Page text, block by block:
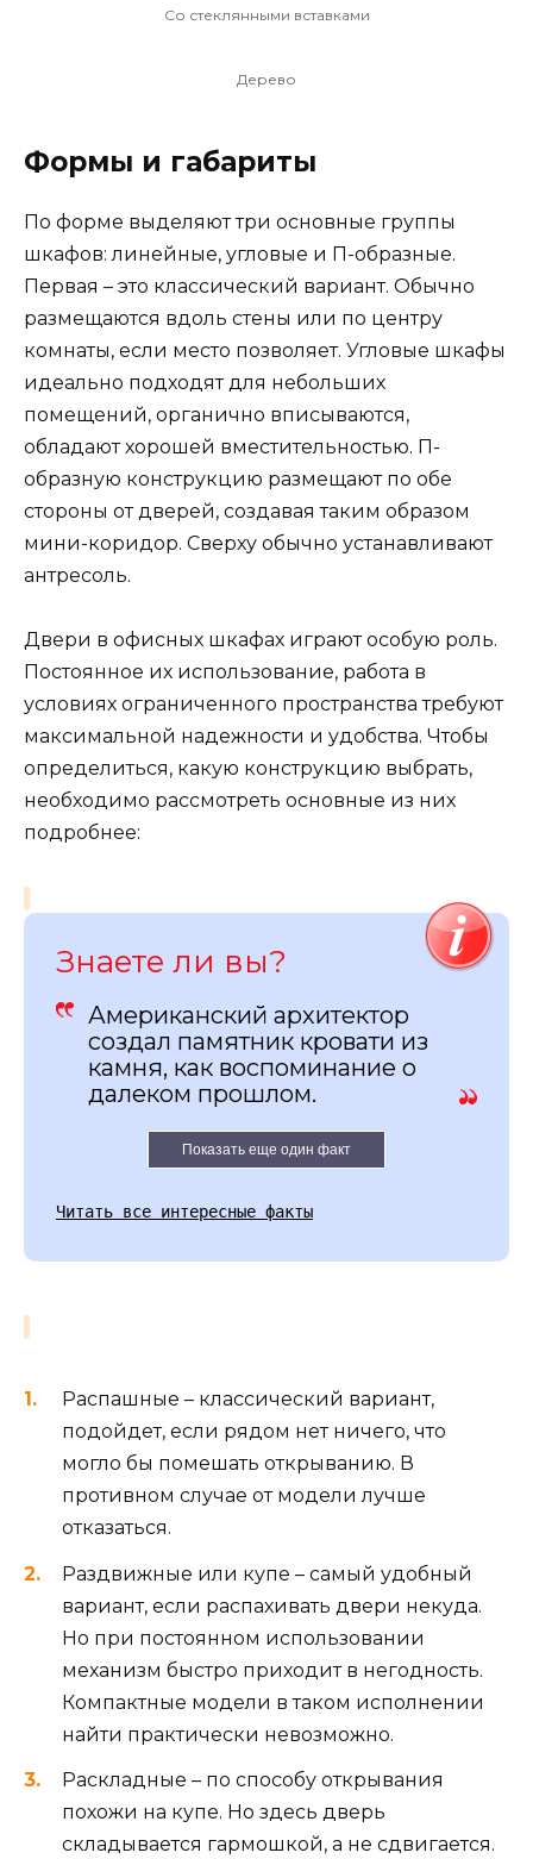
Со стеклянными вставками
Дерево
Формы и габариты
По форме выделяют три основные группы
шкафов: линейные, угловые и П-образные.
Первая – это классический вариант. Обычно
размещаются вдоль стены или по центру
комнаты, если место позволяет. Угловые шкафы
идеально подходят для небольших
помещений, органично вписываются,
обладают хорошей вместительностью. П-
образную конструкцию размещают по обе
стороны от дверей, создавая таким образом
мини-коридор. Сверху обычно устанавливают
антресоль.
Двери в офисных шкафах играют особую роль.
Постоянное их использование, работа в
условиях ограниченного пространства требуют
максимальной надежности и удобства. Чтобы
определиться, какую конструкцию выбрать,
необходимо рассмотреть основные из них
подробнее:
Знаете ли вы?
Американский архитектор
создал памятник кровати из
камня, как воспоминание о
далеком прошлом.
Показать еще один факт
Читать все интересные факты
Распашные – классический вариант,
подойдет, если рядом нет ничего, что
могло бы помешать открыванию. В
противном случае от модели лучше
отказаться.
Раздвижные или купе – самый удобный
вариант, если распахивать двери некуда.
Но при постоянном использовании
механизм быстро приходит в негодность.
Компактные модели в таком исполнении
найти практически невозможно.
Раскладные – по способу открывания
похожи на купе. Но здесь дверь
складывается гармошкой, а не сдвигается.